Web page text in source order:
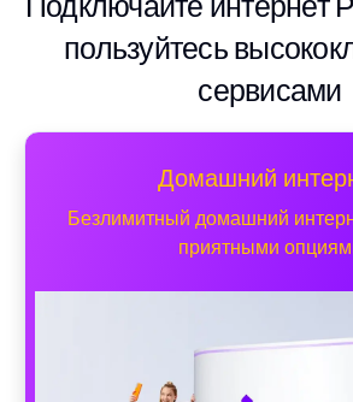
пользуйтесь
сервисами
Домашний
Безлимитный домашний
приятными